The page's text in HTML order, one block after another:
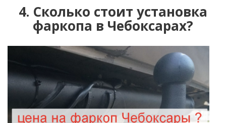
4. Сколько стоит установка
фаркопа в Чебоксарах?